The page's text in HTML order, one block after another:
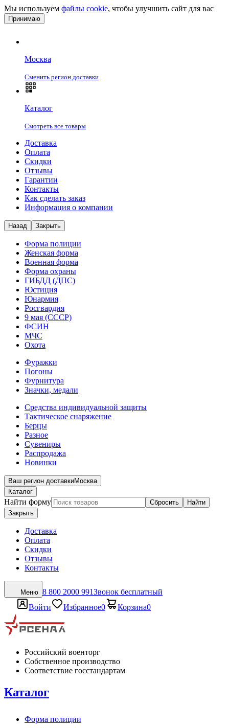
Мы используем файлы cookie, чтобы улучшить сайт для вас
Принимаю
Москва
Сменить регион доставки
Каталог
Смотреть все товары
Доставка
Оплата
Скидки
Отзывы
Гарантии
Контакты
Как сделать заказ
Информация о компании
Назад Закрыть
Форма полиции
Женская форма
Военная форма
Форма охраны
ГИБДД (ДПС)
Юстиция
Юнармия
Росгвардия
9 мая (СССР)
ФСИН
МЧС
Охота
Фуражки
Погоны
Фурнитура
Значки, медали
Средства индивидуальной защиты
Тактическое снаряжение
Берцы
Разное
Сувениры
Распродажа
Новинки
Ваш регион доставкиМосква
Каталог
Найти форму Сбросить
Найти
Закрыть
Доставка
Оплата
Скидки
Отзывы
Контакты
Меню 8 800 2000 991Звонок бесплатный
Войти
Избранное0 Корзина0
Российский военторг
Собственное производство
Соответствие госстандартам
Каталог
Форма полиции